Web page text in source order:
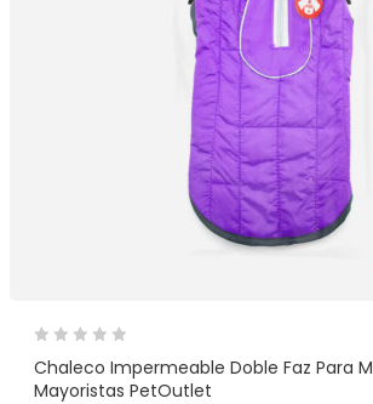
Chaleco Impermeable Doble Faz Para
Mayoristas PetOutlet